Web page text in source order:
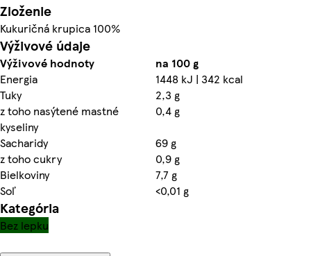
Zloženie
Kukuričná krupica 100%
Výživové údaje
Výživové hodnoty
na 100 g
Energia
1448 kJ | 342 kcal
Tuky
2,3 g
z toho nasýtené mastné
kyseliny
0,4 g
Sacharidy
69 g
z toho cukry
0,9 g
Bielkoviny
7,7 g
Soľ
<0,01 g
Kategória
Bez lepku